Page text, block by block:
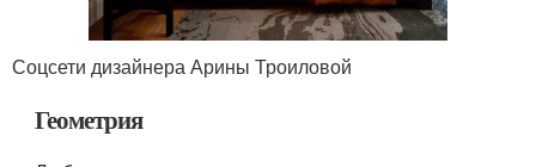
Соцсети дизайнера Арины Троиловой
Геометрия